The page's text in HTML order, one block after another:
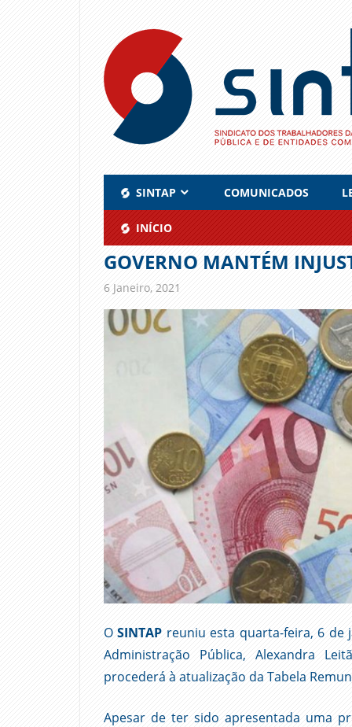
content
SINTAP COMUNICADOS
INÍCIO
GOVERNO MANTÉM
6 Janeiro, 2021
OSINTAP reuniu esta quarta-feira, 6 de
Administração Pública, Alexandra
procederá à atualização da Tabela
Apesar de ter sido apresentada uma